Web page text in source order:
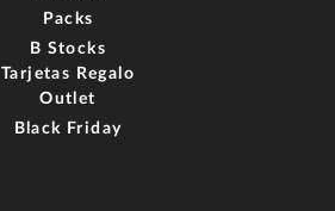
Packs
B Stocks
Tarjetas Regalo
Outlet
Black Friday